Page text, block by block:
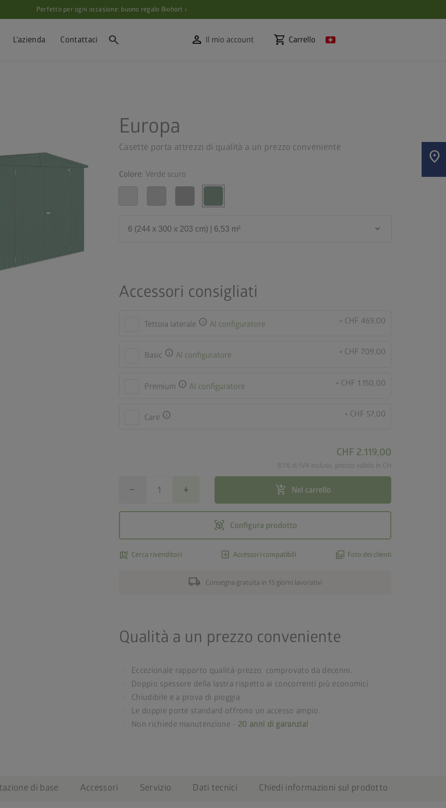
Perfetto per ogni occasione: buono regalo Biohort ›
L'azienda Contattaci search person Il mio account shopping_cart Carrello
Europa
Casette porta attrezzi di qualità a un prezzo conveniente
Colore: Verde scuro
6 (244 x 300 x 203 cm) | 6,53 m² keyboard_arrow_down
Accessori consigliati
Tettoia laterale info Al configuratore + CHF 469,00
Basic info Al configuratore + CHF 709,00
Premium info Al configuratore + CHF 1.150,00
Care info + CHF 57,00
CHF 2.119,00
8.1% di IVA incluso, prezzo valido in CH
remove add add_shopping_cart Nel carrello
view_in_ar Configura prodotto
map_search Cerca rivenditori add_box Accessori compatibili photo_library Foto dei clienti
local_shipping Consegna gratuita in 15 giorni lavorativi
Qualità a un prezzo conveniente
Eccezionale rapporto qualità-prezzo, comprovato da decenni.
Doppio spessore della lastra rispetto ai concorrenti più economici
Chiudibile e a prova di pioggia
Le doppie porte standard offrono un accesso ampio.
Non richiede manutenzione - 20 anni di garanzia!
di base Accessori Servizio Dati tecnici Chiedi informazioni sul prodotto
location_on